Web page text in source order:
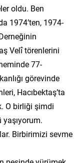
oldu. Ben
1974’ten, 1974-
Velî törenlerini
77-
görevinde
Hacıbektaş’ta
O birliği şimdi
yaşıyorum.
Birbirimizi sevme